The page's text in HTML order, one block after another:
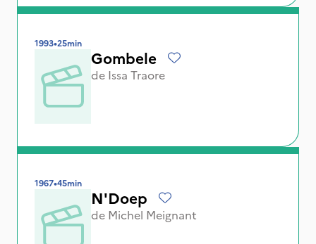
1993•25min
Gombele
de Issa Traore
1967•45min
N'Doep
de Michel Meignant